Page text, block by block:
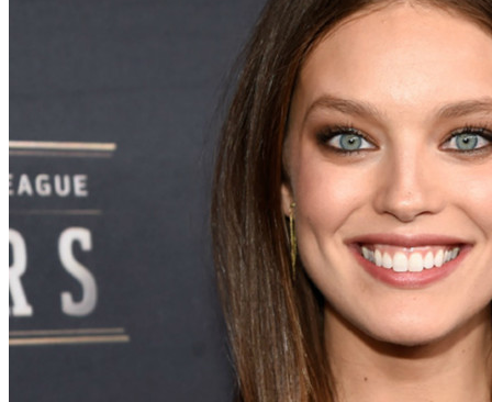
Лунный Календарь Окрашивания
Волос На Октябрь 2025 Года